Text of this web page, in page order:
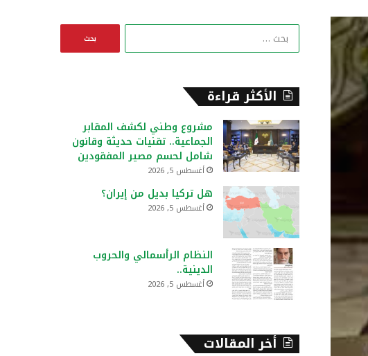
ا
ن
:
الأكثر قراءة
مشروع وطني لكشف المقابر
الجماعية.. تقنيات حديثة وقانون
شامل لحسم مصير المفقودين
أغسطس 5, 2026
هل تركيا بديل من إيران؟
أغسطس 5, 2026
النظام الرأسمالي والحروب
الدينية..
أغسطس 5, 2026
أخر المقالات